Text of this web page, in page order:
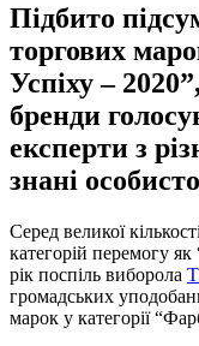
Підбито
торгових
Успіху –
бренди
експерти з
знані
Серед великої
категорій перемогу
рік поспіль виборола
громадських
марок у категорії